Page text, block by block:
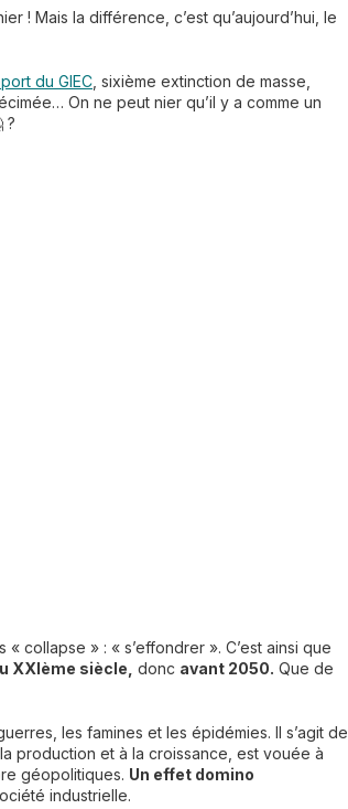
! Mais la différence, c’est qu’aujourd’hui, le
du GIEC , sixième extinction de masse,
On ne peut nier qu’il y a comme un
?
« collapse » : « s’effondrer ». C’est ainsi que
XXIème siècle, donc avant 2050. Que de
les famines et les épidémies. Il s’agit de
production et à la croissance, est vouée à
géopolitiques. Un effet domino
industrielle.